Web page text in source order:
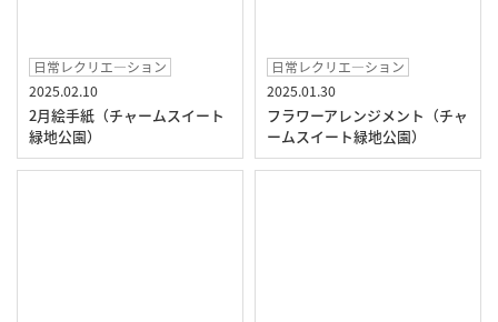
日常レクリエ―ション
2025.02.10
2月絵手紙（チャームスイート
緑地公園）
日常レクリエ―ション
2025.01.30
フラワーアレンジメント（チャ
ームスイート緑地公園）